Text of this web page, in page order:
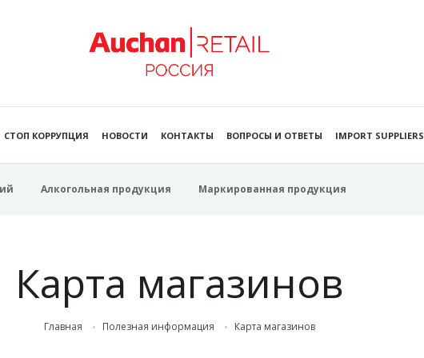
СТОП КОРРУПЦИЯ НОВОСТИ КОНТАКТЫ ВОПРОСЫ И ОТВЕТЫ IMPORT SUPPLIERS
Алкогольная продукция Маркированная продукция
Карта магазинов
Главная Полезная информация Карта магазинов